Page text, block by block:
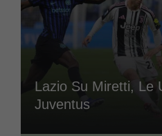
Lazio Su Miretti, Le
Juventus